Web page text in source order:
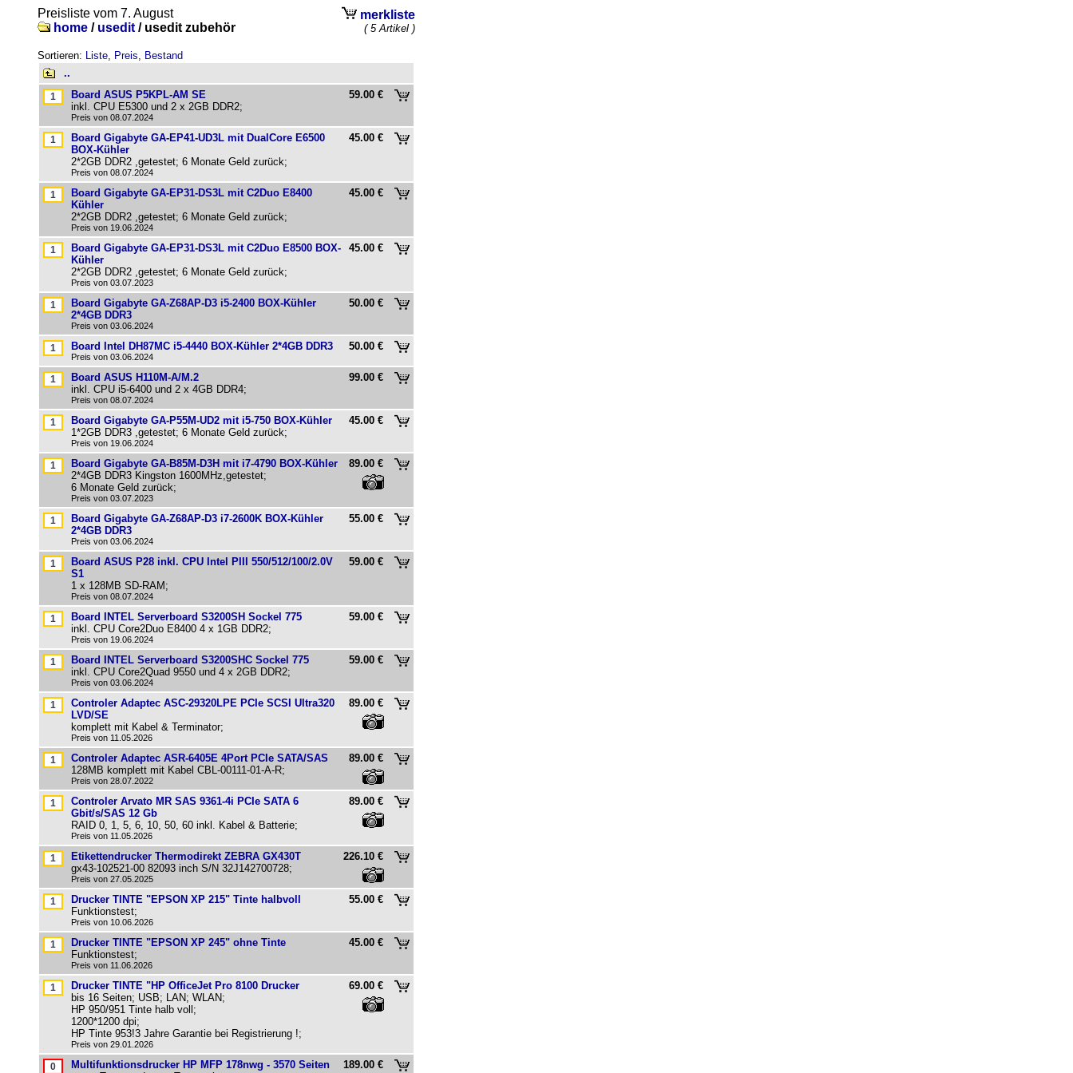
Preisliste vom 7. August
home / usedit / usedit zubehör
merkliste
( 5 Artikel )
Sortieren: Liste, Preis, Bestand
..
Board ASUS P5KPL-AM SE
inkl. CPU E5300 und 2 x 2GB DDR2;
Preis von 08.07.2024
59.00 €
Board Gigabyte GA-EP41-UD3L mit DualCore E6500
BOX-Kühler
2*2GB DDR2 ,getestet; 6 Monate Geld zurück;
Preis von 08.07.2024
45.00 €
Board Gigabyte GA-EP31-DS3L mit C2Duo E8400
Kühler
2*2GB DDR2 ,getestet; 6 Monate Geld zurück;
Preis von 19.06.2024
45.00 €
Board Gigabyte GA-EP31-DS3L mit C2Duo E8500 BOX-
Kühler
2*2GB DDR2 ,getestet; 6 Monate Geld zurück;
Preis von 03.07.2023
45.00 €
Board Gigabyte GA-Z68AP-D3 i5-2400 BOX-Kühler
2*4GB DDR3
Preis von 03.06.2024
50.00 €
Board Intel DH87MC i5-4440 BOX-Kühler 2*4GB DDR3
Preis von 03.06.2024
50.00 €
Board ASUS H110M-A/M.2
inkl. CPU i5-6400 und 2 x 4GB DDR4;
Preis von 08.07.2024
99.00 €
Board Gigabyte GA-P55M-UD2 mit i5-750 BOX-Kühler
1*2GB DDR3 ,getestet; 6 Monate Geld zurück;
Preis von 19.06.2024
45.00 €
Board Gigabyte GA-B85M-D3H mit i7-4790 BOX-Kühler
2*4GB DDR3 Kingston 1600MHz,getestet;
6 Monate Geld zurück;
Preis von 03.07.2023
89.00 €
Board Gigabyte GA-Z68AP-D3 i7-2600K BOX-Kühler
2*4GB DDR3
Preis von 03.06.2024
55.00 €
Board ASUS P28 inkl. CPU Intel PIII 550/512/100/2.0V
S1
1 x 128MB SD-RAM;
Preis von 08.07.2024
59.00 €
Board INTEL Serverboard S3200SH Sockel 775
inkl. CPU Core2Duo E8400 4 x 1GB DDR2;
Preis von 19.06.2024
59.00 €
Board INTEL Serverboard S3200SHC Sockel 775
inkl. CPU Core2Quad 9550 und 4 x 2GB DDR2;
Preis von 03.06.2024
59.00 €
Controler Adaptec ASC-29320LPE PCIe SCSI Ultra320
LVD/SE
komplett mit Kabel & Terminator;
Preis von 11.05.2026
89.00 €
Controler Adaptec ASR-6405E 4Port PCIe SATA/SAS
128MB komplett mit Kabel CBL-00111-01-A-R;
Preis von 28.07.2022
89.00 €
Controler Arvato MR SAS 9361-4i PCIe SATA 6
Gbit/s/SAS 12 Gb
RAID 0, 1, 5, 6, 10, 50, 60 inkl. Kabel & Batterie;
Preis von 11.05.2026
89.00 €
Etikettendrucker Thermodirekt ZEBRA GX430T
gx43-102521-00 82093 inch S/N 32J142700728;
Preis von 27.05.2025
226.10 €
Drucker TINTE "EPSON XP 215" Tinte halbvoll
Funktionstest;
Preis von 10.06.2026
55.00 €
Drucker TINTE "EPSON XP 245" ohne Tinte
Funktionstest;
Preis von 11.06.2026
45.00 €
Drucker TINTE "HP OfficeJet Pro 8100 Drucker
bis 16 Seiten; USB; LAN; WLAN;
HP 950/951 Tinte halb voll;
1200*1200 dpi;
HP Tinte 953!3 Jahre Garantie bei Registrierung !;
Preis von 29.01.2026
69.00 €
Multifunktionsdrucker HP MFP 178nwg - 3570 Seiten
189.00 €